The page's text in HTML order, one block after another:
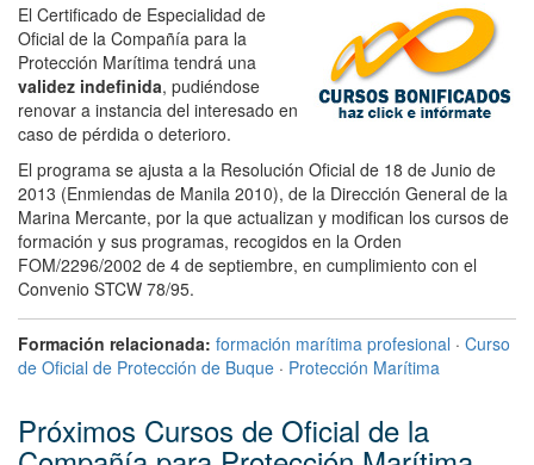
El Certificado de Especialidad de
Oficial de la Compañía para la
Protección Marítima tendrá una
validez indefinida, pudiéndose
renovar a instancia del interesado en
caso de pérdida o deterioro.
El programa se ajusta a la Resolución Oficial de 18 de Junio de
2013 (Enmiendas de Manila 2010), de la Dirección General de la
Marina Mercante, por la que actualizan y modifican los cursos de
formación y sus programas, recogidos en la Orden
FOM/2296/2002 de 4 de septiembre, en cumplimiento con el
Convenio STCW 78/95.
Formación relacionada: formación marítima profesional · Curso
de Oficial de Protección de Buque · Protección Marítima
Próximos Cursos de Oficial de la